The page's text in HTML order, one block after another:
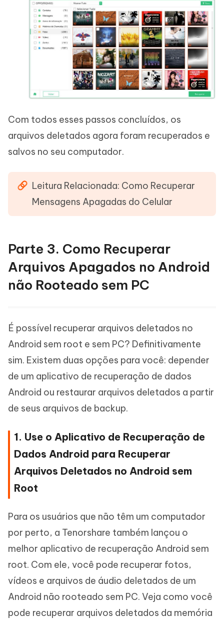
Com todos esses passos concluídos, os
arquivos deletados agora foram recuperados e
salvos no seu computador.
Leitura Relacionada: Como Recuperar
Mensagens Apagadas do Celular
Parte 3. Como Recuperar
Arquivos Apagados no Android
não Rooteado sem PC
É possível recuperar arquivos deletados no
Android sem root e sem PC? Definitivamente
sim. Existem duas opções para você: depender
de um aplicativo de recuperação de dados
Android ou restaurar arquivos deletados a partir
de seus arquivos de backup.
1. Use o Aplicativo de Recuperação de
Dados Android para Recuperar
Arquivos Deletados no Android sem
Root
Para os usuários que não têm um computador
por perto, a Tenorshare também lançou o
melhor aplicativo de recuperação Android sem
root. Com ele, você pode recuperar fotos,
vídeos e arquivos de áudio deletados de um
Android não rooteado sem PC. Veja como você
pode recuperar arquivos deletados da memória